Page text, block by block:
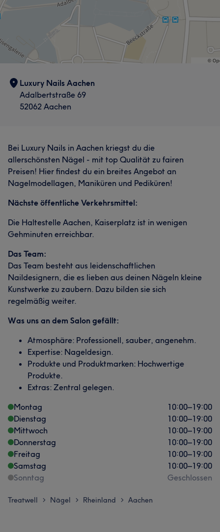
Luxury Nails Aachen
Adalbertstraße 69
52062 Aachen
Bei Luxury Nails in Aachen kriegst du die
allerschönsten Nägel - mit top Qualität zu fairen
Preisen! Hier findest du ein breites Angebot an
Nagelmodellagen, Maniküren und Pediküren!
Nächste öffentliche Verkehrsmittel:
Die Haltestelle Aachen, Kaiserplatz ist in wenigen
Gehminuten erreichbar.
Das Team:
Das Team besteht aus leidenschaftlichen
Naildesignern, die es lieben aus deinen Nägeln kleine
Kunstwerke zu zaubern. Dazu bilden sie sich
regelmäßig weiter.
Was uns an dem Salon gefällt:
Atmosphäre: Professionell, sauber, angenehm.
Expertise: Nageldesign.
Produkte und Produktmarken: Hochwertige
Produkte.
Extras: Zentral gelegen.
Montag
10:00–19:00
Dienstag
10:00–19:00
Mittwoch
10:00–19:00
Donnerstag
10:00–19:00
Freitag
10:00–19:00
Samstag
10:00–19:00
Sonntag
Geschlossen
Treatwell > Nägel > Rheinland > Aachen